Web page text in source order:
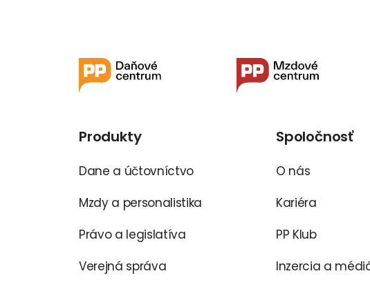
Produkty
Dane a účtovníctvo
Mzdy a personalistika
Právo a legislatíva
Verejná správa
Spoločnosť
O nás
Kariéra
PP Klub
Inzercia a